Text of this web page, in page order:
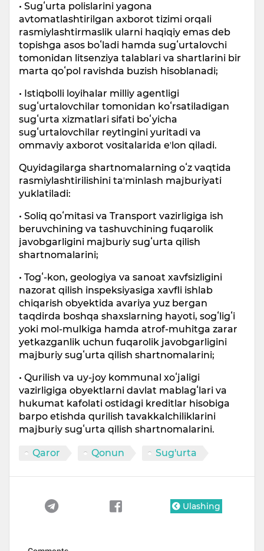
• Sugʻurta polislarini yagona
avtomatlashtirilgan axborot tizimi orqali
rasmiylashtirmaslik ularni haqiqiy emas deb
topishga asos boʻladi hamda sugʻurtalovchi
tomonidan litsenziya talablari va shartlarini bir
marta qoʻpol ravishda buzish hisoblanadi;
• Istiqbolli loyihalar milliy agentligi
sugʻurtalovchilar tomonidan koʻrsatiladigan
sugʻurta xizmatlari sifati boʻyicha
sugʻurtalovchilar reytingini yuritadi va
ommaviy axborot vositalarida eʼlon qiladi.
Quyidagilarga shartnomalarning oʻz vaqtida
rasmiylashtirilishini taʼminlash majburiyati
yuklatiladi:
• Soliq qoʻmitasi va Transport vazirligiga ish
beruvchining va tashuvchining fuqarolik
javobgarligini majburiy sugʻurta qilish
shartnomalarini;
• Togʻ-kon, geologiya va sanoat xavfsizligini
nazorat qilish inspeksiyasiga xavfli ishlab
chiqarish obyektida avariya yuz bergan
taqdirda boshqa shaxslarning hayoti, sogʻligʻi
yoki mol-mulkiga hamda atrof-muhitga zarar
yetkazganlik uchun fuqarolik javobgarligini
majburiy sugʻurta qilish shartnomalarini;
• Qurilish va uy-joy kommunal xoʻjaligi
vazirligiga obyektlarni davlat mablagʻlari va
hukumat kafolati ostidagi kreditlar hisobiga
barpo etishda qurilish tavakkalchiliklarini
majburiy sugʻurta qilish shartnomalarini.
Qaror Qonun Sug'urta
Ulashing